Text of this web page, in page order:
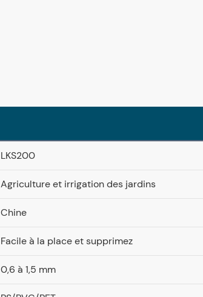
LKS200
Agriculture et irrigation des jardins
Chine
Facile à la place et supprimez
0,6 à 1,5 mm